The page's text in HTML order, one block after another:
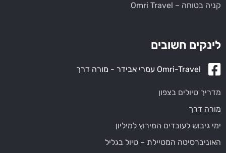
קניה בטוחה – Omri Travel
לינקים חשובים
Omri-Travel עמרי אבידר - מורה דרך
מדריך טיולים בצפון
מורה דרך
ימי גיבוש לעובדים המירוץ למיליון
האוניברסיטה המטיילת – טיול בגליל